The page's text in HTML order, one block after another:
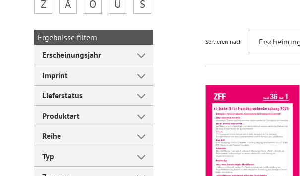
Forum Arbeitslehre
Z
Å Ö Ü Š
Ergebnisse filtern
Erscheinungsjahr
Imprint
Lieferstatus
Produktart
Reihe
Typ
Sortieren nach